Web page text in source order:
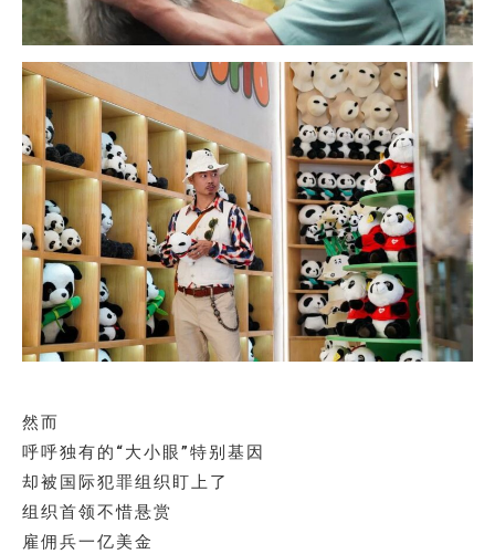
然而
呼呼独有的“大小眼”特别基因
却被国际犯罪组织盯上了
组织首领不惜悬赏
雇佣兵一亿美金